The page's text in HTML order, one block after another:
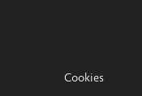
Cookies